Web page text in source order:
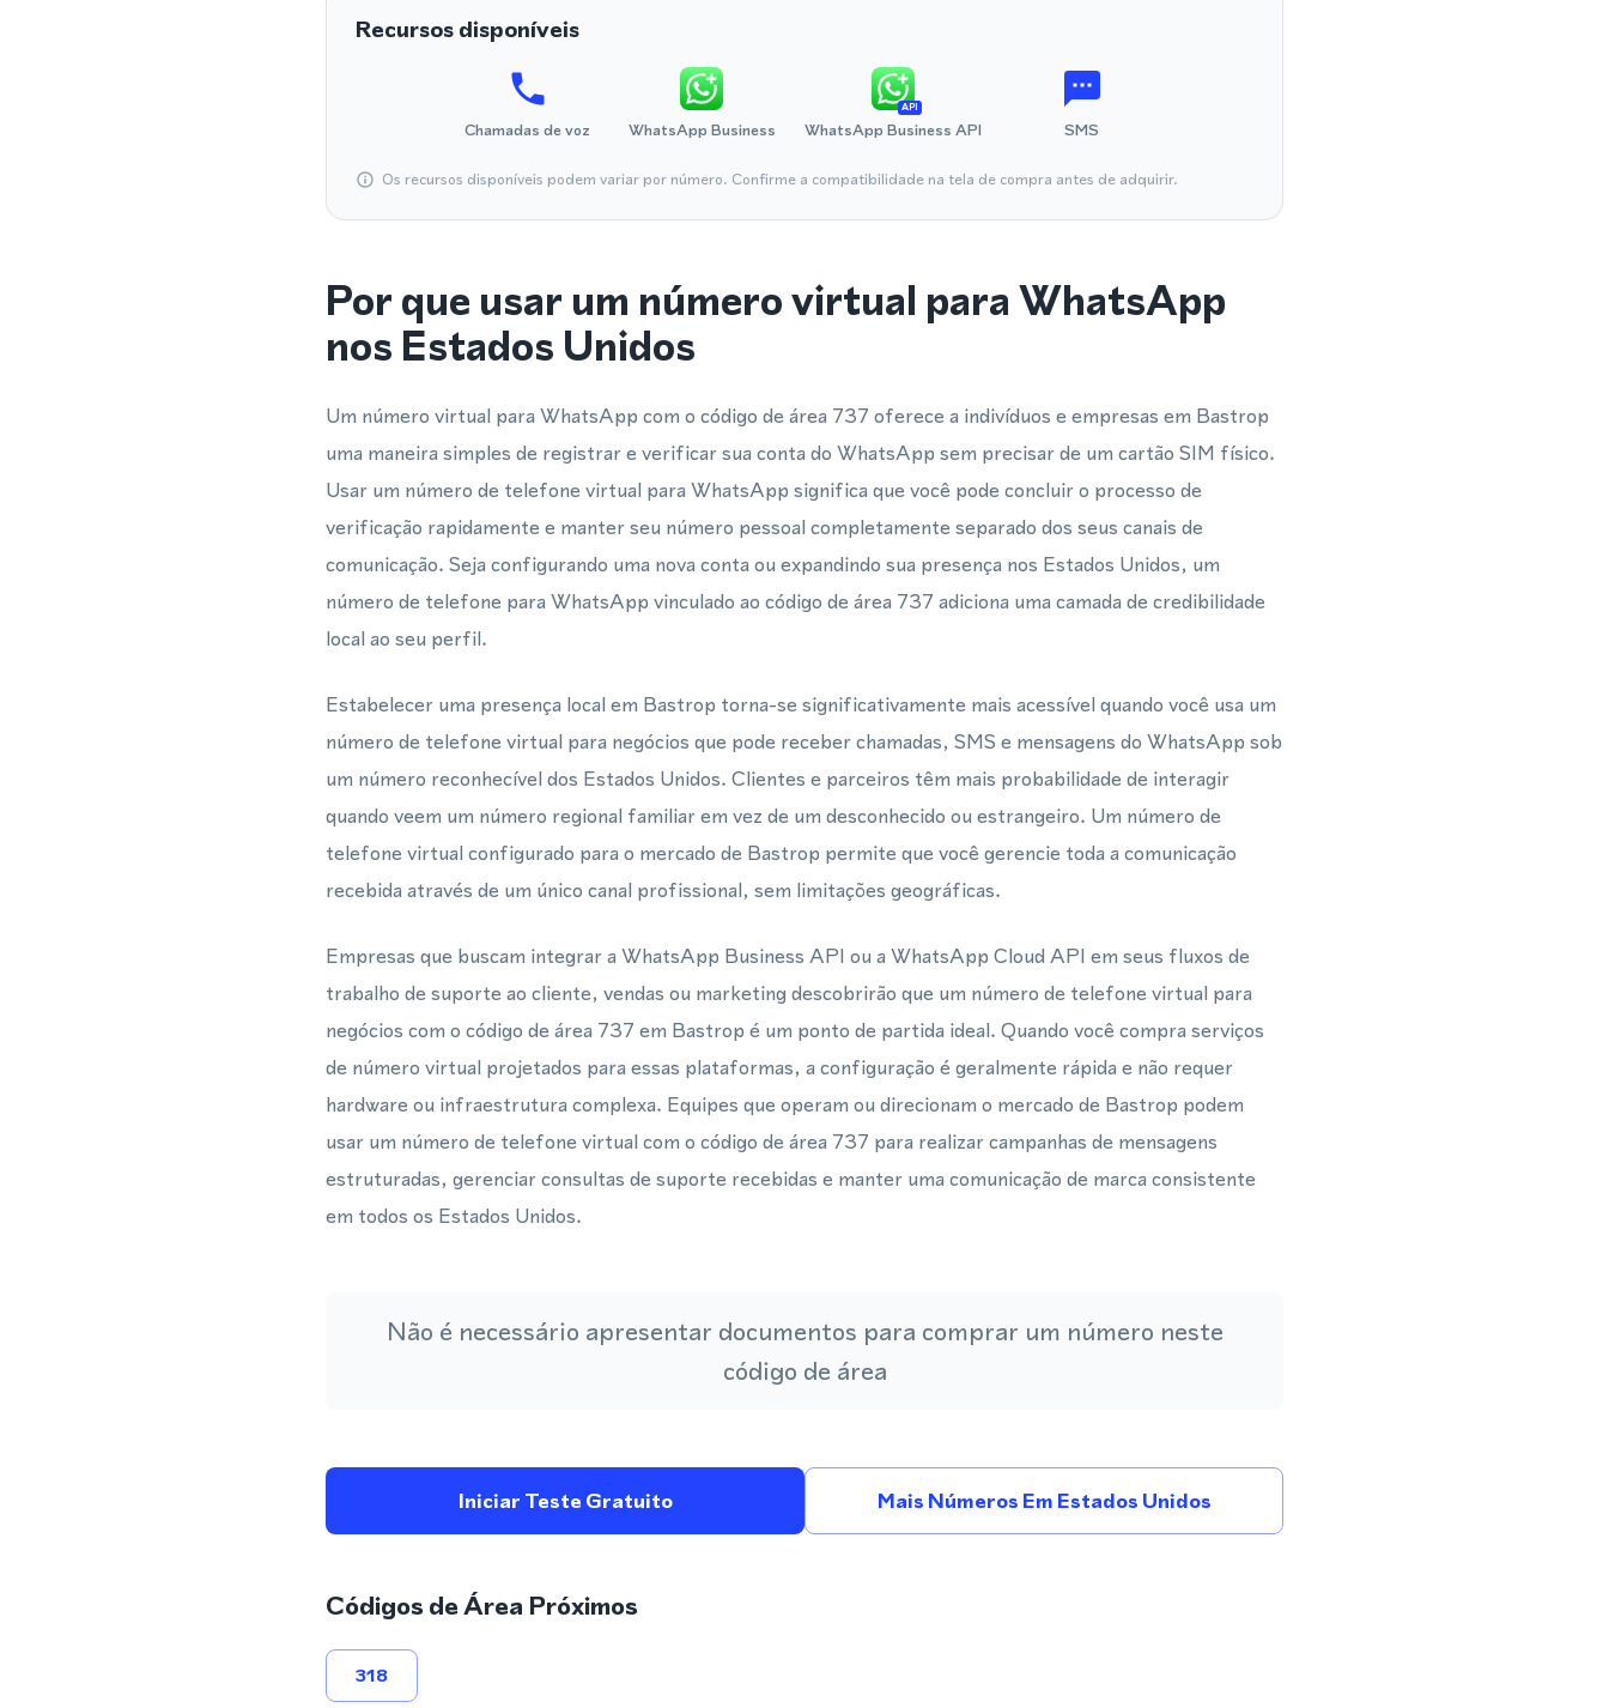
Recursos disponíveis
Chamadas de voz WhatsApp Business
API
WhatsApp Business API SMS
Os recursos disponíveis podem variar por número. Confirme a compatibilidade na tela de compra antes de adquirir.
Por que usar um número virtual para WhatsApp
nos Estados Unidos
Um número virtual para WhatsApp com o código de área 737 oferece a indivíduos e empresas em Bastrop
uma maneira simples de registrar e verificar sua conta do WhatsApp sem precisar de um cartão SIM físico.
Usar um número de telefone virtual para WhatsApp significa que você pode concluir o processo de
verificação rapidamente e manter seu número pessoal completamente separado dos seus canais de
comunicação. Seja configurando uma nova conta ou expandindo sua presença nos Estados Unidos, um
número de telefone para WhatsApp vinculado ao código de área 737 adiciona uma camada de credibilidade
local ao seu perfil.
Estabelecer uma presença local em Bastrop torna-se significativamente mais acessível quando você usa um
número de telefone virtual para negócios que pode receber chamadas, SMS e mensagens do WhatsApp sob
um número reconhecível dos Estados Unidos. Clientes e parceiros têm mais probabilidade de interagir
quando veem um número regional familiar em vez de um desconhecido ou estrangeiro. Um número de
telefone virtual configurado para o mercado de Bastrop permite que você gerencie toda a comunicação
recebida através de um único canal profissional, sem limitações geográficas.
Empresas que buscam integrar a WhatsApp Business API ou a WhatsApp Cloud API em seus fluxos de
trabalho de suporte ao cliente, vendas ou marketing descobrirão que um número de telefone virtual para
negócios com o código de área 737 em Bastrop é um ponto de partida ideal. Quando você compra serviços
de número virtual projetados para essas plataformas, a configuração é geralmente rápida e não requer
hardware ou infraestrutura complexa. Equipes que operam ou direcionam o mercado de Bastrop podem
usar um número de telefone virtual com o código de área 737 para realizar campanhas de mensagens
estruturadas, gerenciar consultas de suporte recebidas e manter uma comunicação de marca consistente
em todos os Estados Unidos.
Não é necessário apresentar documentos para comprar um número neste
código de área
Iniciar Teste Gratuito Mais Números Em Estados Unidos
Códigos de Área Próximos
318